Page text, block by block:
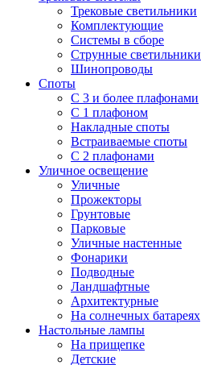
Трековые светильники
Комплектующие
Системы в сборе
Струнные светильники
Шинопроводы
Споты
С 3 и более плафонами
С 1 плафоном
Накладные споты
Встраиваемые споты
С 2 плафонами
Уличное освещение
Уличные
Прожекторы
Грунтовые
Парковые
Уличные настенные
Фонарики
Подводные
Ландшафтные
Архитектурные
На солнечных батареях
Настольные лампы
На прищепке
Детские